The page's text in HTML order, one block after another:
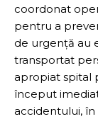
coordonat
pentru a
de urgență au
transportat
apropiat spital
început
accidentului,